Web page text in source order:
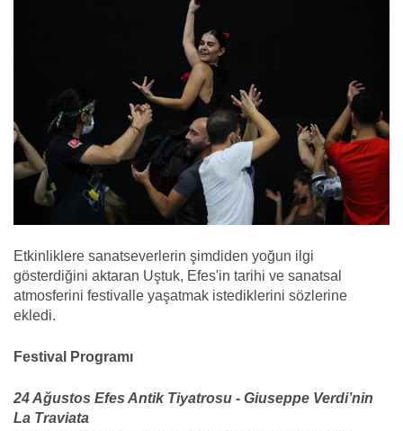
Etkinliklere sanatseverlerin şimdiden yoğun ilgi
gösterdiğini aktaran Uştuk, Efes'in tarihi ve sanatsal
atmosferini festivalle yaşatmak istediklerini sözlerine
ekledi.
Festival Programı
24 Ağustos Efes Antik Tiyatrosu - Giuseppe Verdi’nin
La Traviata